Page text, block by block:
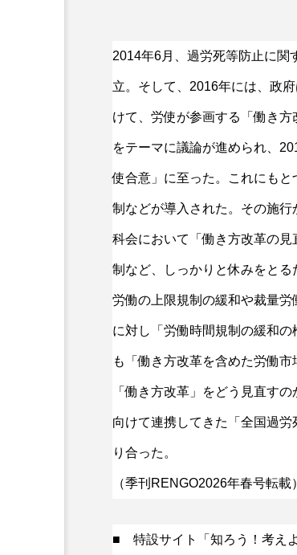
2014年6月、過労死等防止に関
立。そして、2016年には、政
けて、労使が参画する「働き
をテーマに議論が進められ、
使合意」に至った。これにも
制などが導入された。その施
科会において「働き方改革の
制など、しっかりと休みをと
労働の上限規制の緩和や裁量
に対し「労働時間規制の緩和
も「働き方改革を含めた労働
「働き方改革」をどう見直す
向けて連携してきた「全国過
り合った。
（季刊RENGO2026年春号転載）
■ 特設サイト「知ろう！考え
はたらくを考え
好循環の兆し
2024春季生活